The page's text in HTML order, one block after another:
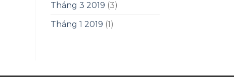
Tháng 3 2019 (3)
Tháng 1 2019 (1)